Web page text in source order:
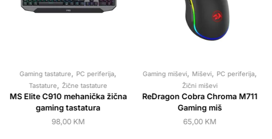
Gaming tastature, PC periferija,
Tastature, Žične tastature
MS Elite C910 mehanička žična
gaming tastatura
98,00 KM
Gaming miševi, Miševi, PC periferija,
Žični miševi
ReDragon Cobra Chroma M711
Gaming miš
65,00 KM